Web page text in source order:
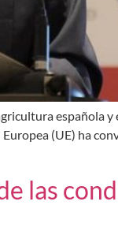
española
(UE) ha
las